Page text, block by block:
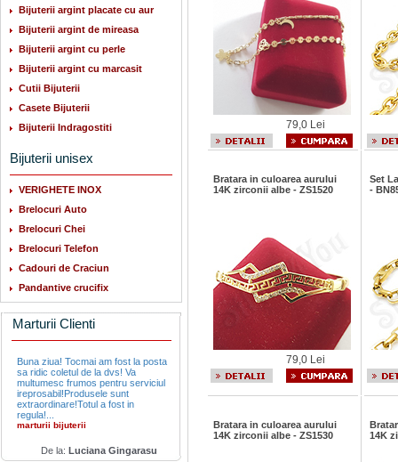
Bijuterii argint placate cu aur
Bijuterii argint de mireasa
Bijuterii argint cu perle
Bijuterii argint cu marcasit
Cutii Bijuterii
Casete Bijuterii
Bijuterii Indragostiti
Bijuterii unisex
VERIGHETE INOX
Brelocuri Auto
Brelocuri Chei
Brelocuri Telefon
Cadouri de Craciun
Pandantive crucifix
Marturii Clienti
Buna ziua! Tocmai am fost la posta
sa ridic coletul de la dvs! Va
multumesc frumos pentru serviciul
ireprosabil!Produsele sunt
extraordinare!Totul a fost in
regula!...
marturii bijuterii
De la: Luciana Gingarasu
79,0 Lei
Bratara in culoarea aurului
14K zirconii albe - ZS1520
79,0 Lei
Set
-
Bratara in culoarea aurului
14K zirconii albe - ZS1530
14K